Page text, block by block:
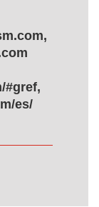
#gref,
es/